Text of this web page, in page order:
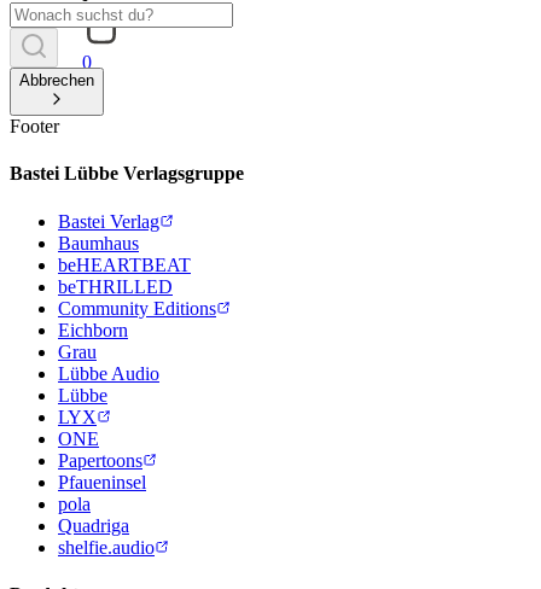
0
Abbrechen
Footer
Bastei Lübbe Verlagsgruppe
Bastei Verlag
Baumhaus
beHEARTBEAT
beTHRILLED
Community Editions
Eichborn
Grau
Lübbe Audio
Lübbe
LYX
ONE
Papertoons
Pfaueninsel
pola
Quadriga
shelfie.audio